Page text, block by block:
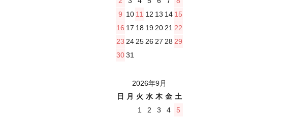
9 10 11 12 13 14 15
16 17 18 19 20 21 22
23 24 25 26 27 28 29
3031
2026年9月
日
月 火 水 木 金 土
1
2 3 4
5